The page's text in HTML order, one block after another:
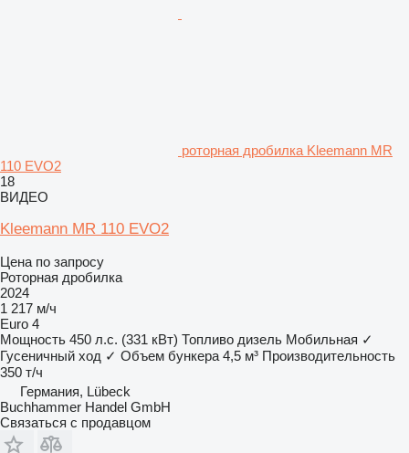
роторная дробилка Kleemann MR
110 EVO2
18
ВИДЕО
Kleemann MR 110 EVO2
Цена по запросу
Роторная дробилка
2024
1 217 м/ч
Euro 4
Мощность 450 л.с. (331 кВт) Топливо дизель Мобильная ✓
Гусеничный ход ✓ Объем бункера 4,5 м³ Производительность
350 т/ч
Германия, Lübeck
Buchhammer Handel GmbH
Связаться с продавцом